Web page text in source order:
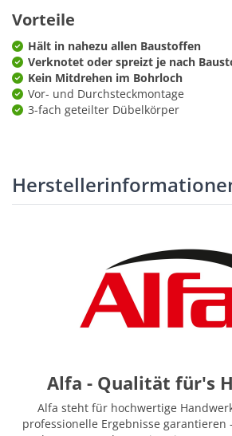
Vorteile
Hält in nahezu allen Baustoffen
Verknotet oder spreizt je nach
Kein Mitdrehen im Bohrloch
Vor- und Durchsteckmontage
3-fach geteilter Dübelkörper
Alfa - Qualität für's
Alfa steht für hochwertige
professionelle Ergebnisse garantieren